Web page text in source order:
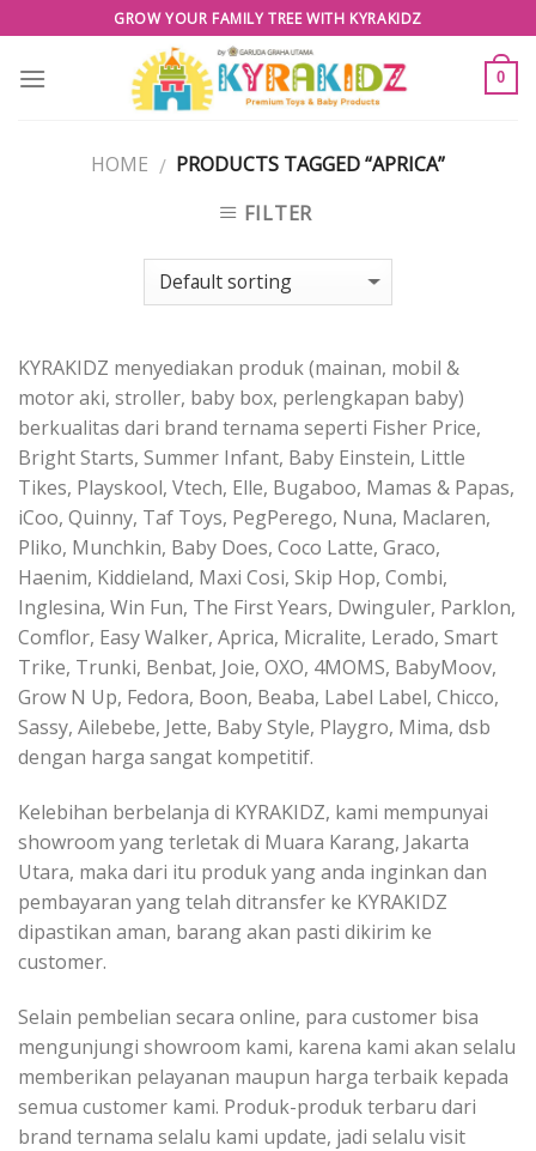
to
content
GROW YOUR FAMILY TREE WITH KYRAKIDZ
0
HOME / PRODUCTS TAGGED “APRICA”
FILTER
KYRAKIDZ menyediakan produk (mainan, mobil &
motor aki, stroller, baby box, perlengkapan baby)
berkualitas dari brand ternama seperti Fisher Price,
Bright Starts, Summer Infant, Baby Einstein, Little
Tikes, Playskool, Vtech, Elle, Bugaboo, Mamas & Papas,
iCoo, Quinny, Taf Toys, PegPerego, Nuna, Maclaren,
Pliko, Munchkin, Baby Does, Coco Latte, Graco,
Haenim, Kiddieland, Maxi Cosi, Skip Hop, Combi,
Inglesina, Win Fun, The First Years, Dwinguler, Parklon,
Comflor, Easy Walker, Aprica, Micralite, Lerado, Smart
Trike, Trunki, Benbat, Joie, OXO, 4MOMS, BabyMoov,
Grow N Up, Fedora, Boon, Beaba, Label Label, Chicco,
Sassy, Ailebebe, Jette, Baby Style, Playgro, Mima, dsb
dengan harga sangat kompetitif.
Kelebihan berbelanja di KYRAKIDZ, kami mempunyai
showroom yang terletak di Muara Karang, Jakarta
Utara, maka dari itu produk yang anda inginkan dan
pembayaran yang telah ditransfer ke KYRAKIDZ
dipastikan aman, barang akan pasti dikirim ke
customer.
Selain pembelian secara online, para customer bisa
mengunjungi showroom kami, karena kami akan selalu
memberikan pelayanan maupun harga terbaik kepada
semua customer kami. Produk-produk terbaru dari
brand ternama selalu kami update, jadi selalu visit